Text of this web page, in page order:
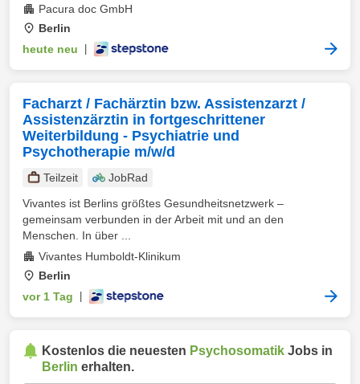
Pacura doc GmbH
Berlin
heute neu
Facharzt / Fachärztin bzw. Assistenzarzt /
Assistenzärztin in fortgeschrittener
Weiterbildung - Psychiatrie und
Psychotherapie m/w/d
Teilzeit
JobRad
Vivantes ist Berlins größtes Gesundheitsnetzwerk –
gemeinsam verbunden in der Arbeit mit und an den
Menschen. In über ...
Vivantes Humboldt-Klinikum
Berlin
vor 1 Tag
Kostenlos die neuesten Psychosomatik Jobs in
Berlin erhalten.